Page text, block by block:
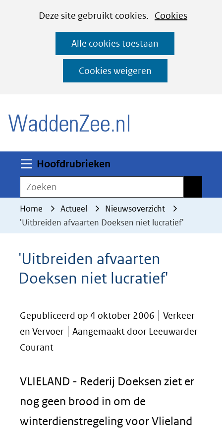
CookiesDeze site gebruikt cookies. Cookies
deze
worden
toegestaan
geweigerd.
Alle cookies toestaan
Cookies weigeren
Ga
naar
de
inhoud
Hoofdrubrieken
Zoeken
Home Actueel
Nieuwsoverzicht
'Uitbreiden afvaarten Doeksen niet lucratief'
'Uitbreiden afvaarten
Doeksen niet lucratief'
Gepubliceerd op 4 oktober 2006
Verkeer
en Vervoer
Aangemaakt door Leeuwarder
Courant
VLIELAND - Rederij Doeksen ziet er
nog geen brood in om de
winterdienstregeling voor Vlieland